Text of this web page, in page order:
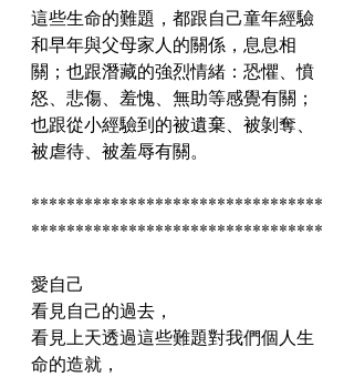
這些生命的難題，都跟自己童年經驗
和早年與父母家人的關係，息息相
關；也跟潛藏的強烈情緒：恐懼、憤
怒、悲傷、羞愧、無助等感覺有關；
也跟從小經驗到的被遺棄、被剝奪、
被虐待、被羞辱有關。
*********************************
*********************************
愛自己
看見自己的過去，
看見上天透過這些難題對我們個人生
命的造就，